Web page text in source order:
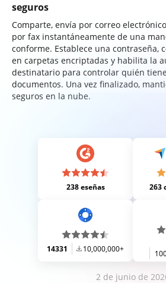
seguros
Comparte, envía por correo
por fax instantáneamente de una
conforme. Establece una contraseña,
en carpetas encriptadas y habilita la
destinatario para controlar quién
documentos. Una vez finalizado,
seguros en la nube.
238 eseñas 263
14331 10,000,000+
2 de junio de